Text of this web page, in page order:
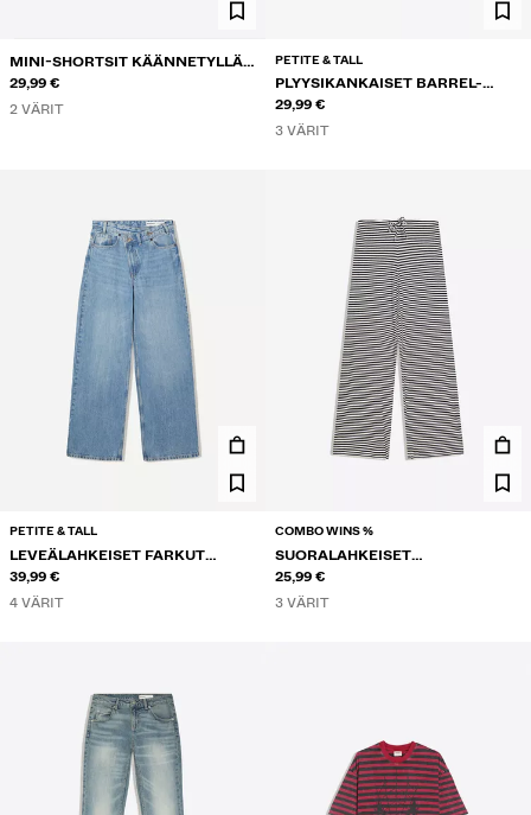
MINI-SHORTSIT KÄÄNNETYLLÄ
VYÖTÄRÖLLÄ
29,99 €
2 VÄRIT
PETITE & TALL
PLYYSIKANKAISET BARREL-
HOUSUT STOPPAREILLA
29,99 €
3 VÄRIT
PETITE & TALL
LEVEÄLAHKEISET FARKUT
KIETAISUVYÖTÄRÖLLÄ
39,99 €
4 VÄRIT
COMBO WINS %
SUORALAHKEISET
RAITAHOUSUT PRINTTIKUOSILLA
25,99 €
3 VÄRIT